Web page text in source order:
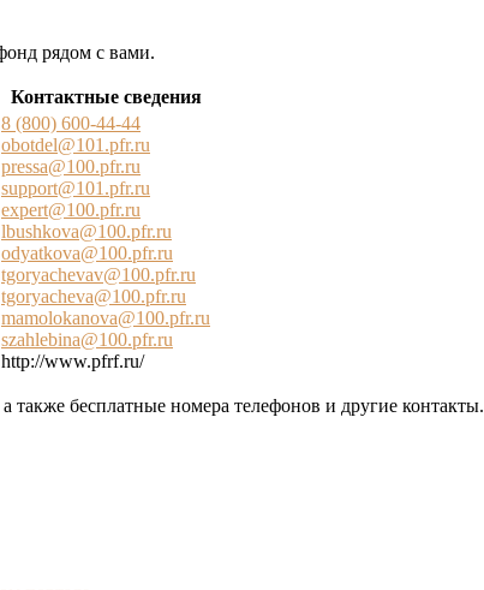
рядом с вами.
Контактные сведения
8 (800) 600-44-44
obotdel@101.pfr.ru
pressa@100.pfr.ru
support@101.pfr.ru
expert@100.pfr.ru
lbushkova@100.pfr.ru
odyatkova@100.pfr.ru
tgoryachevav@100.pfr.ru
tgoryacheva@100.pfr.ru
mamolokanova@100.pfr.ru
szahlebina@100.pfr.ru
http://www.pfrf.ru/
также бесплатные номера телефонов и другие контакты.